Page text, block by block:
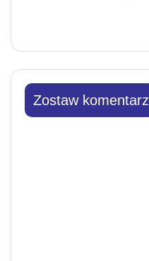
Zostaw komentarz